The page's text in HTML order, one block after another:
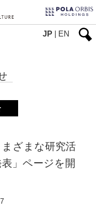
JP EN
ざまな研究活
」ページを開